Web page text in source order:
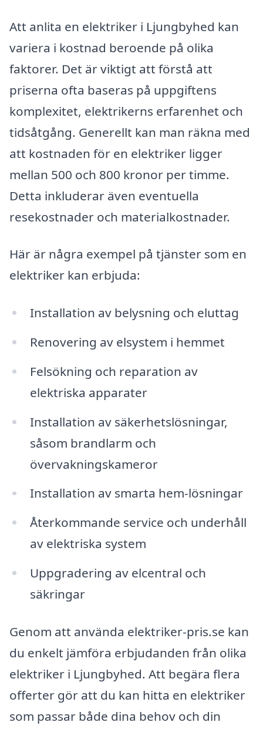
Att anlita en elektriker i Ljungbyhed kan
variera i kostnad beroende på olika
faktorer. Det är viktigt att förstå att
priserna ofta baseras på uppgiftens
komplexitet, elektrikerns erfarenhet och
tidsåtgång. Generellt kan man räkna med
att kostnaden för en elektriker ligger
mellan 500 och 800 kronor per timme.
Detta inkluderar även eventuella
resekostnader och materialkostnader.
Här är några exempel på tjänster som en
elektriker kan erbjuda:
Installation av belysning och eluttag
Renovering av elsystem i hemmet
Felsökning och reparation av
elektriska apparater
Installation av säkerhetslösningar,
såsom brandlarm och
övervakningskameror
Installation av smarta hem-lösningar
Återkommande service och underhåll
av elektriska system
Uppgradering av elcentral och
säkringar
Genom att använda elektriker-pris.se kan
du enkelt jämföra erbjudanden från olika
elektriker i Ljungbyhed. Att begära flera
offerter gör att du kan hitta en elektriker
som passar både dina behov och din